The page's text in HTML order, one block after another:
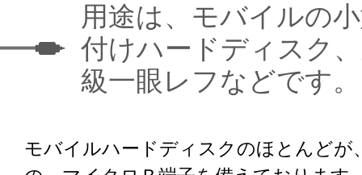
用途は、モバイルの
付けハードディスク
級一眼レフなどです。
モバイルハードディスクのほとんどが